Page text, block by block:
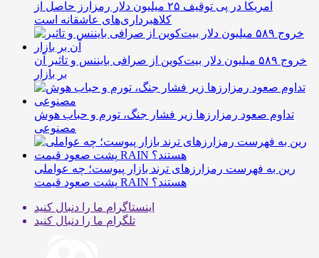
آمریکا در پی توقیف ۲۵ میلیون دلار رمزارز حاصل از
کلاهبرداری‌های عاشقانه است
خروج ۵۸۹ میلیون دلار بیت‌کوین از صرافی بایننس و تاثیر آن
بر بازار
تداوم صعود رمزارزها زیر فشار جنگ، تورم و حباب هوش
مصنوعی
رین به فهرست رمزارزهای ترند بازار پیوست؛ چه عواملی
پشت صعود قیمت RAIN هستند؟
اینستاگرام ما را دنبال کنید
تلگرام ما را دنبال کنید